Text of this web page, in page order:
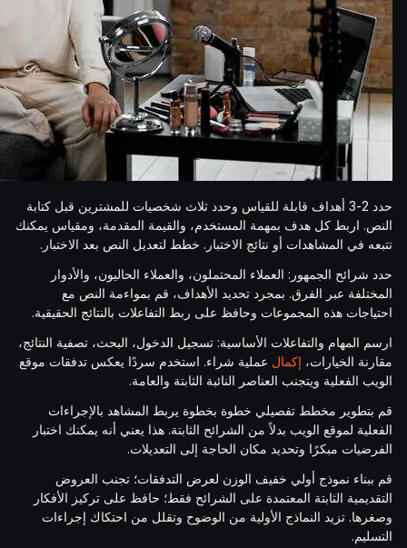
حدد 2-3 أهداف قابلة للقياس وحدد ثلاث شخصيات للمشترين قبل كتابة
النص. اربط كل هدف بمهمة المستخدم، والقيمة المقدمة، ومقياس يمكنك
تتبعه في المشاهدات أو نتائج الاختبار. خطط لتعديل النص بعد الاختبار.
حدد شرائح الجمهور: العملاء المحتملون، والعملاء الحاليون، والأدوار
المختلفة عبر الفرق. بمجرد تحديد الأهداف، قم بمواءمة النص مع
احتياجات هذه المجموعات وحافظ على ربط التفاعلات بالنتائج الحقيقية.
ارسم المهام والتفاعلات الأساسية: تسجيل الدخول، البحث، تصفية النتائج،
مقارنة الخيارات، إكمال عملية شراء. استخدم سردًا يعكس تدفقات موقع
الويب الفعلية ويتجنب العناصر النائبة الثابتة والعامة.
قم بتطوير مخطط تفصيلي خطوة بخطوة يربط المشاهد بالإجراءات
الفعلية لموقع الويب بدلاً من الشرائح الثابتة. هذا يعني أنه يمكنك اختبار
الفرضيات مبكرًا وتحديد مكان الحاجة إلى التعديلات.
قم ببناء نموذج أولي خفيف الوزن لعرض التدفقات؛ تجنب العروض
التقديمية الثابتة المعتمدة على الشرائح فقط؛ حافظ على تركيز الأفكار
وصغرها. تزيد النماذج الأولية من الوضوح وتقلل من احتكاك إجراءات
التسليم.